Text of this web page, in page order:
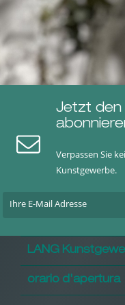
Jetzt den
Verpassen Sie
Kunstgewerbe.
LANG
orario d'apertura